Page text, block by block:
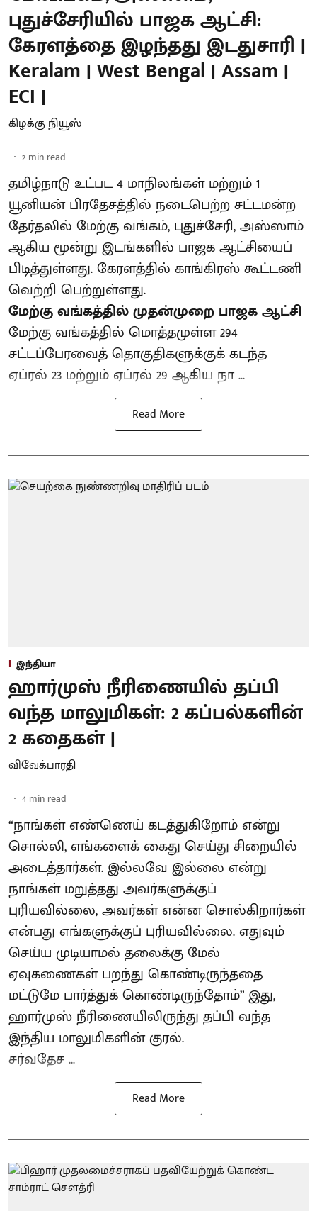
புதுச்சேரியில் பாஜக ஆட்சி:
கேரளத்தை இழந்தது இடதுசாரி |
Keralam | West Bengal | Assam |
ECI |
கிழக்கு நியூஸ்
2 min read
தமிழ்நாடு உட்பட 4 மாநிலங்கள் மற்றும் 1
யூனியன் பிரதேசத்தில் நடைபெற்ற சட்டமன்ற
தேர்தலில் மேற்கு வங்கம், புதுச்சேரி, அஸ்ஸாம்
ஆகிய மூன்று இடங்களில் பாஜக ஆட்சியைப்
பிடித்துள்ளது. கேரளத்தில் காங்கிரஸ் கூட்டணி
வெற்றி பெற்றுள்ளது.
மேற்கு வங்கத்தில் முதன்முறை பாஜக ஆட்சி
மேற்கு வங்கத்தில் மொத்தமுள்ள 294
சட்டப்பேரவைத் தொகுதிகளுக்குக் கடந்த
ஏப்ரல் 23 மற்றும் ஏப்ரல் 29 ஆகிய நா ...
Read More
இந்தியா
ஹார்முஸ் நீரிணையில் தப்பி
வந்த மாலுமிகள்: 2 கப்பல்களின்
2 கதைகள் |
விவேக்பாரதி
4 min read
“நாங்கள் எண்ணெய் கடத்துகிறோம் என்று
சொல்லி, எங்களைக் கைது செய்து சிறையில்
அடைத்தார்கள். இல்லவே இல்லை என்று
நாங்கள் மறுத்தது அவர்களுக்குப்
புரியவில்லை, அவர்கள் என்ன சொல்கிறார்கள்
என்பது எங்களுக்குப் புரியவில்லை. எதுவும்
செய்ய முடியாமல் தலைக்கு மேல்
ஏவுகணைகள் பறந்து கொண்டிருந்ததை
மட்டுமே பார்த்துக் கொண்டிருந்தோம்” இது,
ஹார்முஸ் நீரிணையிலிருந்து தப்பி வந்த
இந்திய மாலுமிகளின் குரல்.
சர்வதேச ...
Read More